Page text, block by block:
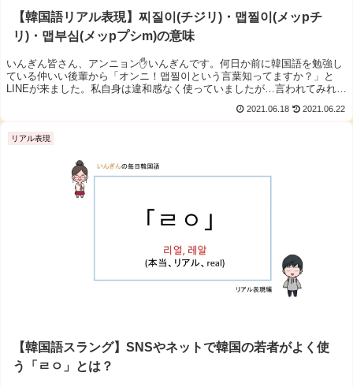
【韓国語リアル表現】찌질이(チジリ)・맵찔이(メッpチ
リ)・맵부심(メッpプシm)の意味
いんぎん皆さん、アンニョン✋いんぎんです。何日か前に韓国語を勉強し
ている仲いい後輩から「オンニ！맵찔이という言葉知ってますか？」と
LINEが来ました。私自身は違和感なく使っていましたが…言われてみれ
2021.06.18 2021.06.22
リアル表現
【韓国語スラング】SNSやネットで韓国の若者がよく使
う「ㄹㅇ」とは？